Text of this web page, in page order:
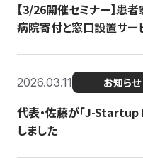
【3/26開催セミナー】患
病院寄付と窓口設置サー
2026.03.11 お知らせ
代表・佐藤が「J-Startup
しました